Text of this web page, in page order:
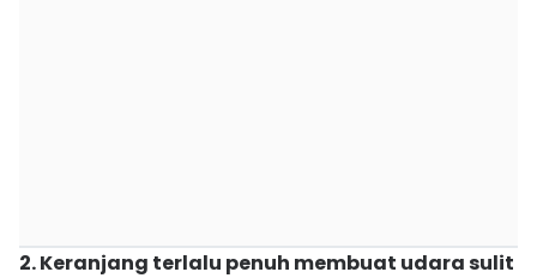
2. Keranjang terlalu penuh membuat udara sulit